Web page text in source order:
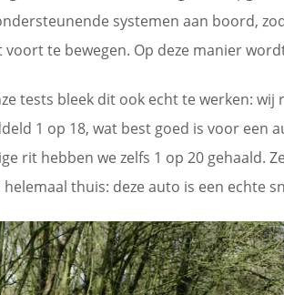
systemen aan boord,
te bewegen. Op deze manier
tests bleek dit ook echt te werken:
1 op 18, wat best goed is voor een
rit hebben we zelfs 1 op 20 gehaald.
helemaal thuis: deze auto is een echte